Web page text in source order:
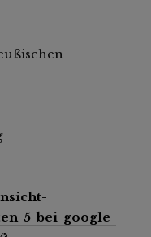
5-bei-google-